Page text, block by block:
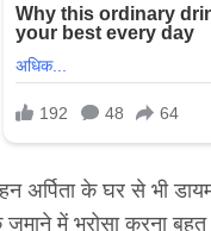
के घर से भी
में भरोसा करना बहुत